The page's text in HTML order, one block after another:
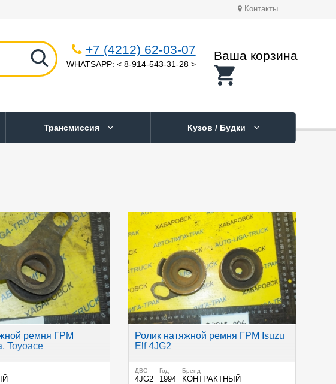
Контакты
+7 (4212) 62-03-07
WHATSAPP: < 8-914-543-31-28 >
Ваша корзина
Трансмиссия Кузов / Будки
ремня ГРМ
Toyoace
Ролик натяжной ремня ГРМ Isuzu
Elf 4JG2
ДВС
4JG2
Год
1994
Бренд
КОНТРАКТНЫЙ